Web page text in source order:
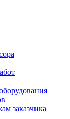
заказчика